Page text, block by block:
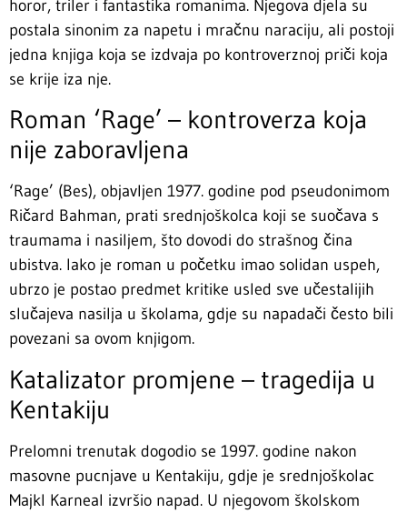
horor, triler i fantastika romanima. Njegova djela su
postala sinonim za napetu i mračnu naraciju, ali postoji
jedna knjiga koja se izdvaja po kontroverznoj priči koja
se krije iza nje.
Roman ‘Rage’ – kontroverza koja
nije zaboravljena
‘Rage’ (Bes), objavljen 1977. godine pod pseudonimom
Ričard Bahman, prati srednjoškolca koji se suočava s
traumama i nasiljem, što dovodi do strašnog čina
ubistva. Iako je roman u početku imao solidan uspeh,
ubrzo je postao predmet kritike usled sve učestalijih
slučajeva nasilja u školama, gdje su napadači često bili
povezani sa ovom knjigom.
Katalizator promjene – tragedija u
Kentakiju
Prelomni trenutak dogodio se 1997. godine nakon
masovne pucnjave u Kentakiju, gdje je srednjoškolac
Majkl Karneal izvršio napad. U njegovom školskom